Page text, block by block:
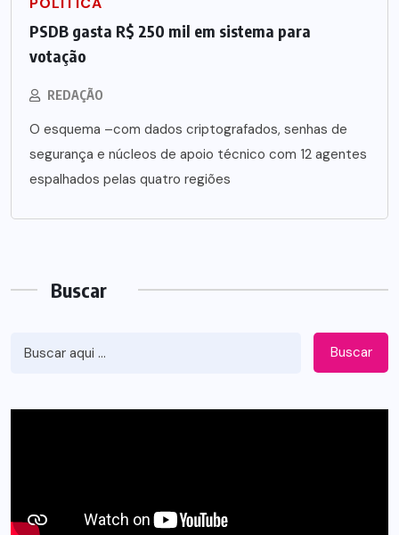
PSDB gasta R$ 250 mil em sistema para
votação
REDAÇÃO
O esquema –com dados criptografados, senhas de
segurança e núcleos de apoio técnico com 12 agentes
espalhados pelas quatro regiões
Buscar
Buscar